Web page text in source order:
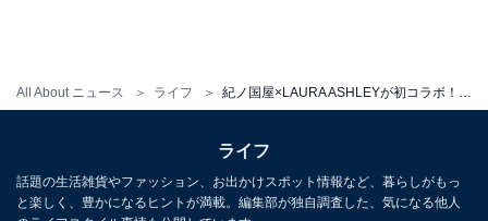
All About ニュース ライフ
ランブルスクエア店、羽田エアポートガーデン店、グラ
ンスタ丸の内店、大丸東京店、大丸梅田店、名古屋名鉄
岡岩田屋本店、広島三越店、紀ノ国屋公式オンラインス
ライフ
話題の生活雑貨やファッション、お出かけスポット情報など、暮らしがもっ
と楽しく、豊かになるヒントが満載。編集部が独自調査した、気になる他人